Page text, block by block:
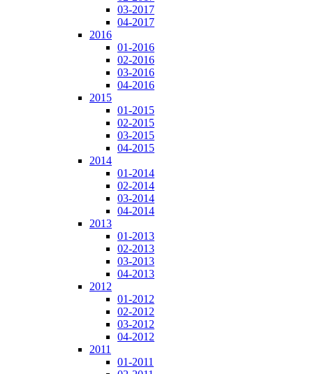
03-2017
04-2017
2016
01-2016
02-2016
03-2016
04-2016
2015
01-2015
02-2015
03-2015
04-2015
2014
01-2014
02-2014
03-2014
04-2014
2013
01-2013
02-2013
03-2013
04-2013
2012
01-2012
02-2012
03-2012
04-2012
2011
01-2011